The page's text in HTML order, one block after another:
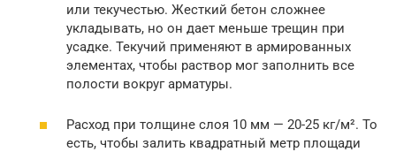
или текучестью. Жесткий бетон сложнее
укладывать, но он дает меньше трещин при
усадке. Текучий применяют в армированных
элементах, чтобы раствор мог заполнить все
полости вокруг арматуры.
Расход при толщине слоя 10 мм — 20-25 кг/м². То
есть, чтобы залить квадратный метр площади